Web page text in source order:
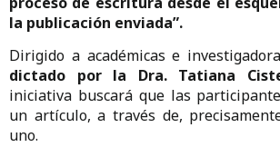
la publicación enviada”.
Dirigido a académicas e
dictado por la Dra. Tatiana
iniciativa buscará que las
un artículo, a través de,
uno.